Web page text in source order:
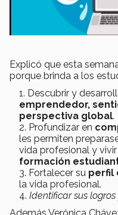
Explicó que esta
porque brinda a los
Descubrir y
emprendedor,
perspectiva global.
Profundizar en
les permiten
vida profesional y
formación
Fortalecer su perfil
la vida profesional.
Identificar sus